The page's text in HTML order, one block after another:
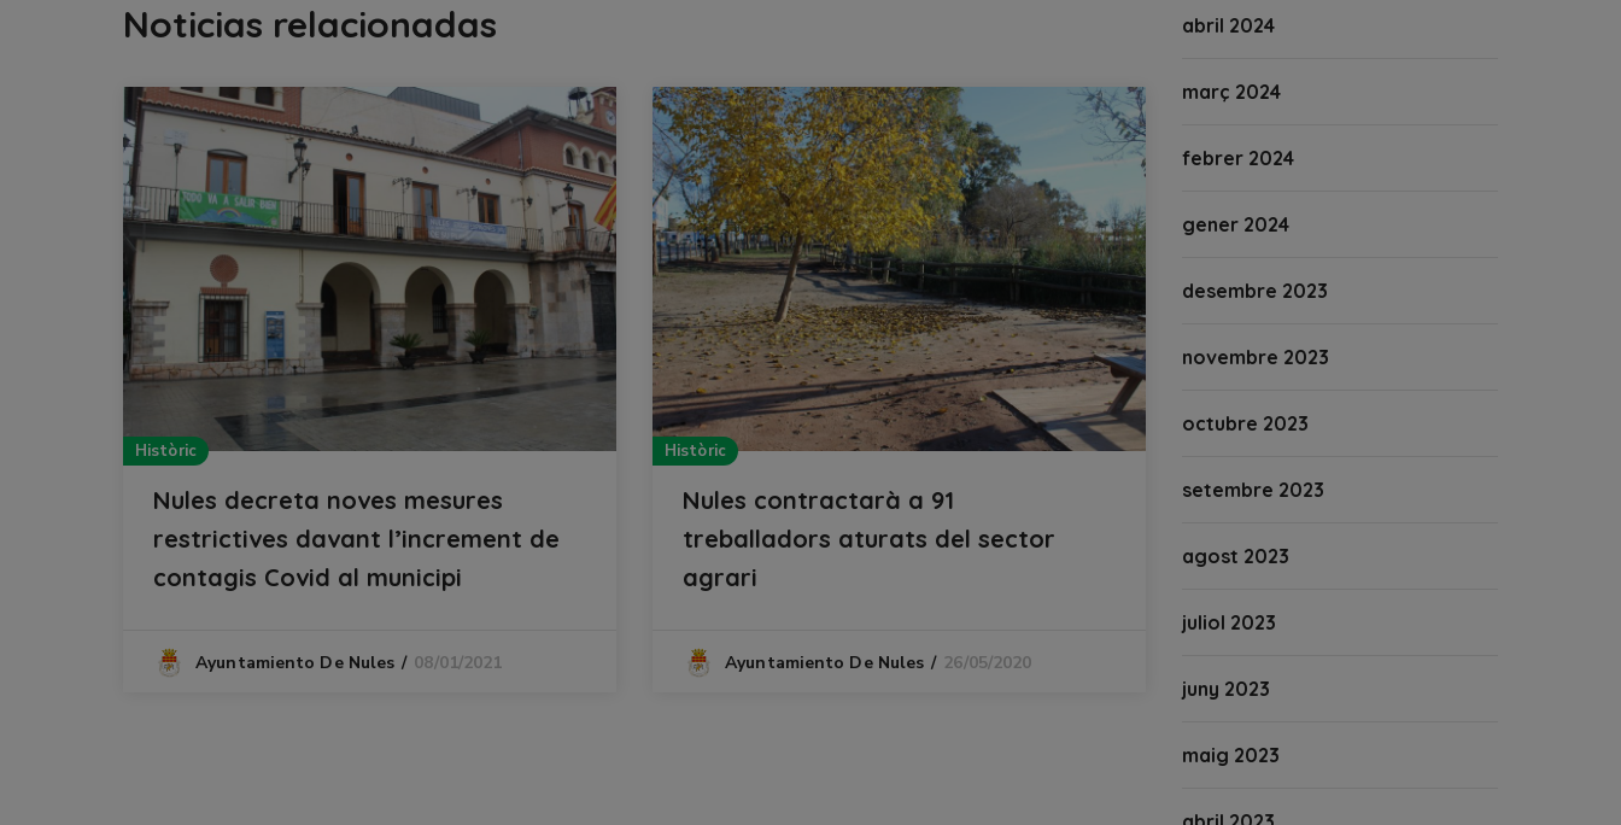
Noticias relacionadas
Històric
Nules decreta noves mesures
restrictives davant l’increment de
contagis Covid al municipi
Ayuntamiento De Nules 08/01/2021
Històric
Nules contractarà a 91
treballadors aturats del sector
agrari
Ayuntamiento De Nules 26/05/2020
abril 2024
març 2024
febrer 2024
gener 2024
desembre 2023
novembre 2023
octubre 2023
setembre 2023
agost 2023
juliol 2023
juny 2023
maig 2023